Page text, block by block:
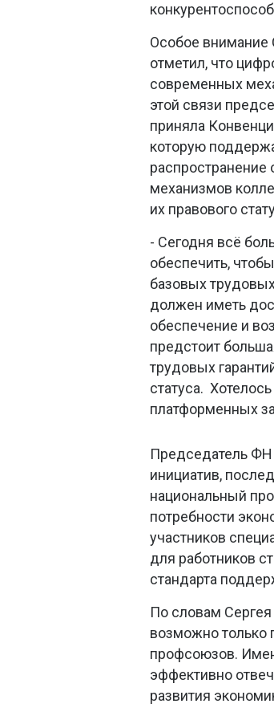
Особое внимание
отметил, что
современных
этой связи
приняла
которую
распространение
механизмов
их правового
- Сегодня всё
обеспечить,
базовых
должен иметь
обеспечение и
предстоит
трудовых
статуса.
платформенных
Председатель
инициатив,
национальный
потребности
участников
для работников
стандарта
По словам
возможно только
профсоюзов.
эффективно
развития